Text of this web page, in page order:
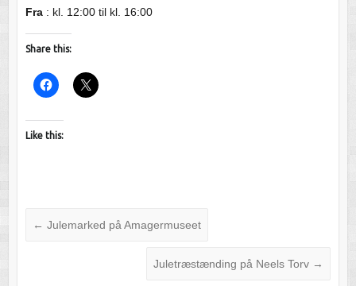
Fra : kl. 12:00 til kl. 16:00
Share this:
Like this:
← Julemarked på Amagermuseet
Juletræstænding på Neels Torv →